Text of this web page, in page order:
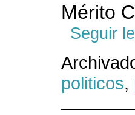
Mérito
Seguir
politicos,